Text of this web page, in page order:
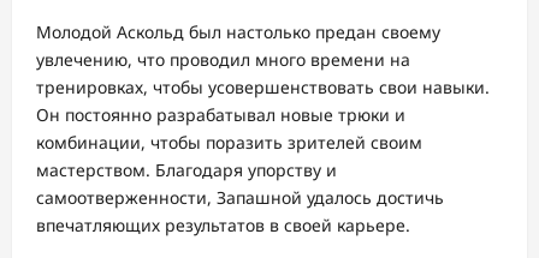
Молодой Аскольд был настолько предан своему
увлечению, что проводил много времени на
тренировках, чтобы усовершенствовать свои навыки.
Он постоянно разрабатывал новые трюки и
комбинации, чтобы поразить зрителей своим
мастерством. Благодаря упорству и
самоотверженности, Запашной удалось достичь
впечатляющих результатов в своей карьере.